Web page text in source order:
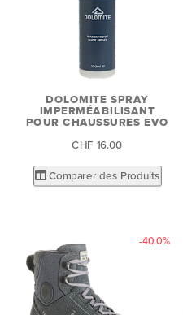
DOLOMITE SPRAY
IMPERMÉABILISANT
POUR CHAUSSURES EVO
CHF 16.00
Comparer des Produits
-40.0%